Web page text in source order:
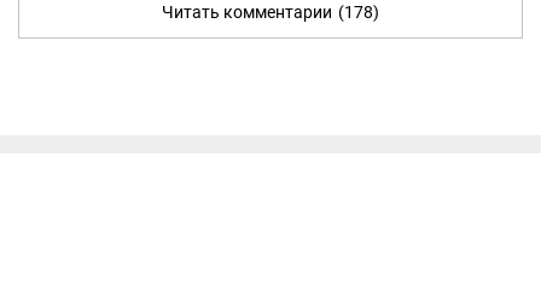
Читать комментарии (178)